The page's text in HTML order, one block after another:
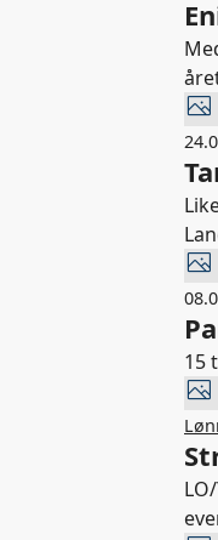
15